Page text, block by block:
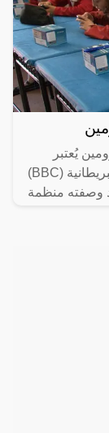
يُعتبر
برنامج "درس" الذي أطلقته هيئة الإذاعة البريطانية (BBC)
وصفته منظمة